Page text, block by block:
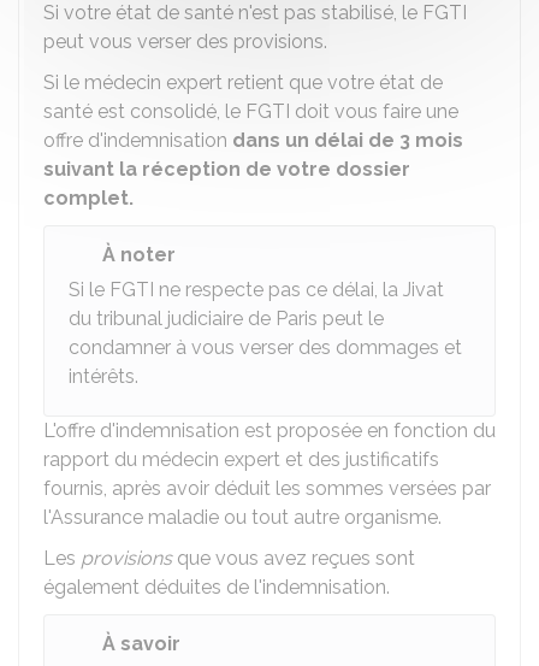
Si votre état de santé n'est pas stabilisé, le FGTI
peut vous verser des provisions.
Si le médecin expert retient que votre état de
santé est consolidé, le FGTI doit vous faire une
offre d'indemnisation dans un délai de 3 mois
suivant la réception de votre dossier
complet.
À noter
Si le FGTI ne respecte pas ce délai, la Jivat
du tribunal judiciaire de Paris peut le
condamner à vous verser des dommages et
intérêts.
L'offre d'indemnisation est proposée en fonction du
rapport du médecin expert et des justificatifs
fournis, après avoir déduit les sommes versées par
l'Assurance maladie ou tout autre organisme.
Les provisionsque vous avez reçues sont
également déduites de l'indemnisation.
À savoir